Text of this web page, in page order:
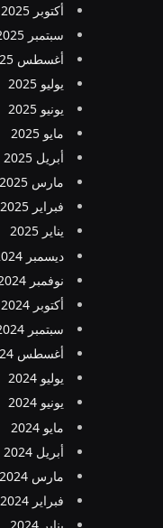
أكتوبر 2025
سبتمبر 2025
أغسطس 2025
يوليو 2025
يونيو 2025
مايو 2025
أبريل 2025
مارس 2025
فبراير 2025
يناير 2025
ديسمبر 2024
نوفمبر 2024
أكتوبر 2024
سبتمبر 2024
أغسطس 2024
يوليو 2024
يونيو 2024
مايو 2024
أبريل 2024
مارس 2024
فبراير 2024